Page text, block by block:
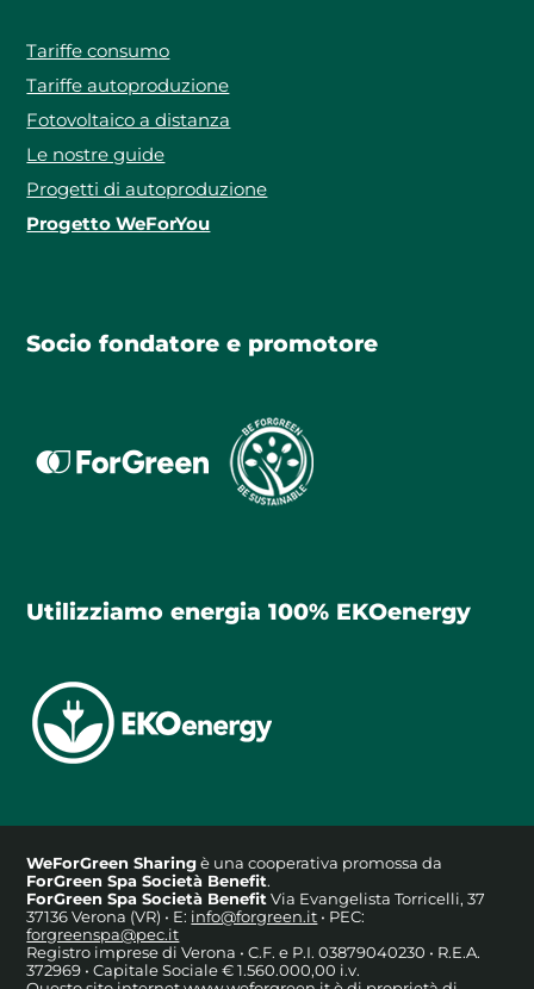
Tariffe consumo
Tariffe autoproduzione
Fotovoltaico a distanza
Le nostre guide
Progetti di autoproduzione
Progetto WeForYou
Socio fondatore e promotore
Utilizziamo energia 100% EKOenergy
WeForGreen Sharingè una cooperativa promossa da
ForGreen Spa Società Benefit.
ForGreen Spa Società BenefitVia Evangelista Torricelli, 37
37136 Verona (VR) • E: info@forgreen.it • PEC:
forgreenspa@pec.it
Registro imprese di Verona • C.F. e P.I. 03879040230 • R.E.A.
372969 • Capitale Sociale € 1.560.000,00 i.v.